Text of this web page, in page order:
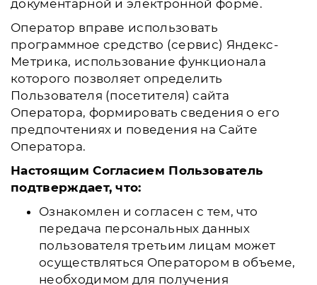
документарной и электронной форме.
Оператор вправе использовать
программное средство (сервис) Яндекс-
Метрика, использование функционала
которого позволяет определить
Пользователя (посетителя) сайта
Оператора, формировать сведения о его
предпочтениях и поведения на Сайте
Оператора.
Настоящим Согласием Пользователь
подтверждает, что:
Ознакомлен и согласен с тем, что
передача персональных данных
пользователя третьим лицам может
осуществляться Оператором в объеме,
необходимом для получения